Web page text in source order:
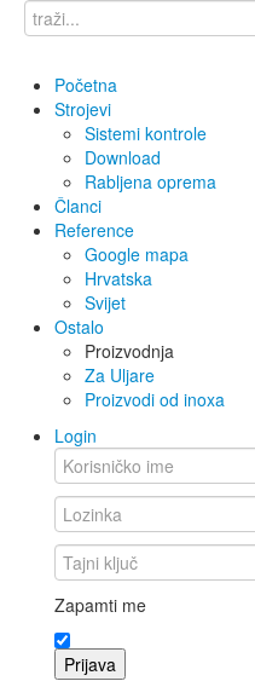
Početna
Strojevi
Sistemi kontrole
Download
Rabljena oprema
Članci
Reference
Google mapa
Hrvatska
Svijet
Ostalo
Proizvodnja
Za Uljare
Proizvodi od inoxa
Login
Zapamti me
Prijava